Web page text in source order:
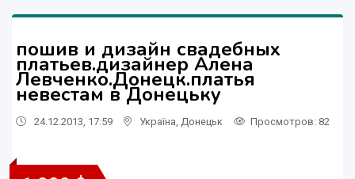
пошив и дизайн свадебных
платьев.дизайнер Алена
Левченко.Донецк.платья
невестам в Донецьку
24.12.2013, 17:59 Україна Донецьк Просмотров: 82